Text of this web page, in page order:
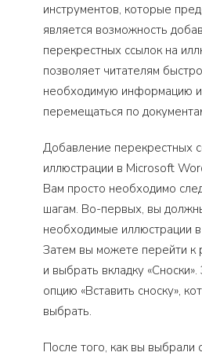
инструментов, которые
является возможность
перекрестных ссылок на
позволяет читателям
необходимую информацию и
перемещаться по
Добавление перекрестных
иллюстрации в Microsoft
Вам просто необходимо
шагам. Во-первых, вы
необходимые иллюстрации
Затем вы можете перейти к
и выбрать вкладку
опцию «Вставить сноску»,
выбрать.
После того, как вы выбрали